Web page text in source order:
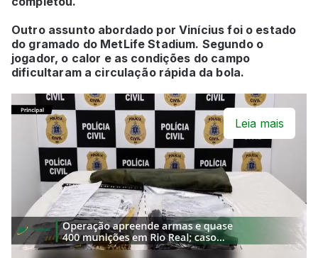
Outro assunto abordado por Vinícius foi o estado
do gramado do MetLife Stadium. Segundo o
jogador, o calor e as condições do campo
dificultaram a circulação rápida da bola.
Leia mais